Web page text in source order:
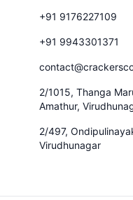
+91 9176227109
+91 9943301371
2/1015, Thanga
Amathur,
2/497,
Virudhunagar